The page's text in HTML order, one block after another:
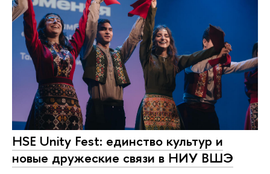
HSE Unity Fest: единство культур и
новые дружеские связи в НИУ ВШЭ